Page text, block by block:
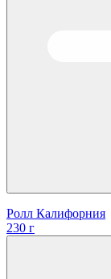
Ролл Калифорния
230 г